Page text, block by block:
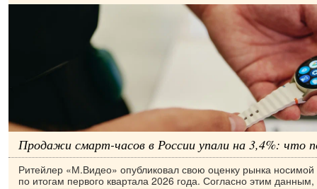
Продажи смарт-часов в России упали на 3,4%: что
Ритейлер «М.Видео» опубликовал свою оценку рынка носимой
по итогам первого квартала 2026 года. Согласно этим